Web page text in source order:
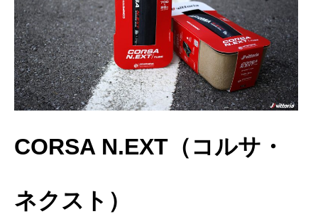
CORSA N.EXT（コルサ・
ネクスト）